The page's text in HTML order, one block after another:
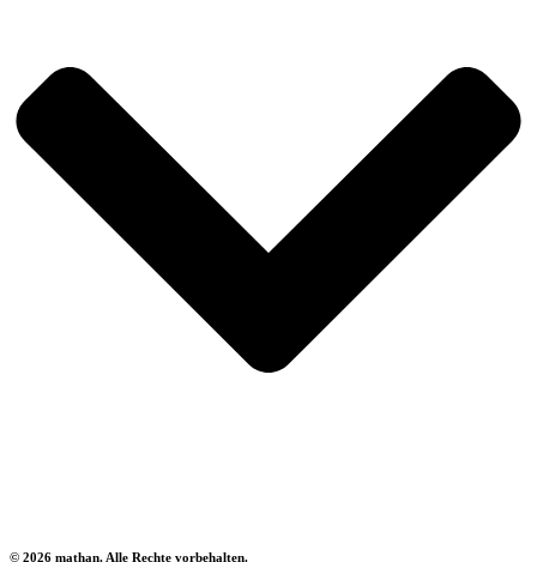
© 2026 mathan. Alle Rechte vorbehalten.